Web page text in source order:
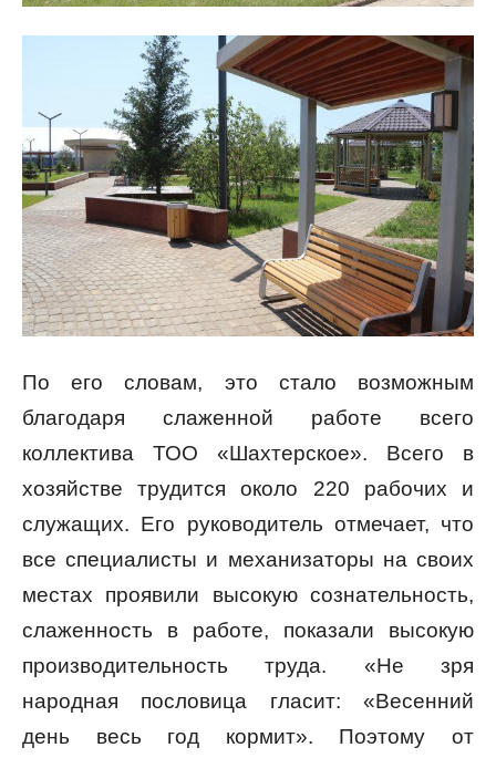
По его словам, это стало возможным
благодаря слаженной работе всего
коллектива ТОО «Шахтерское». Всего в
хозяйстве трудится около 220 рабочих и
служащих. Его руководитель отмечает, что
все специалисты и механизаторы на своих
местах проявили высокую сознательность,
слаженность в работе, показали высокую
производительность труда. «Не зря
народная пословица гласит: «Весенний
день весь год кормит». Поэтому от